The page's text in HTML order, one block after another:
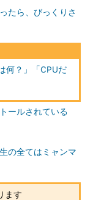
出すための試行錯
す。この気持ちは
大学時代までずっ
数字を当てる」と
ばかりしていたの
ったのかもしれま
ですね。家で、父
たら、びっくりさ
何？」「CPUだ
ールされている
の全てはミャンマ
ます